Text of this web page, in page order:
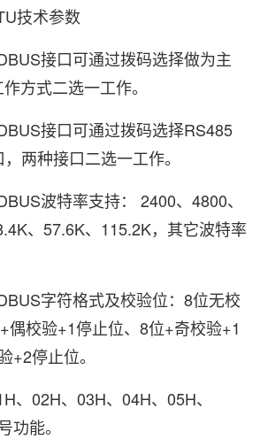
技术参数
接口可通过拨码选择做为主
方式二选一工作。
接口可通过拨码选择RS485
两种接口二选一工作。
波特率支持： 2400、4800、
、57.6K、115.2K，其它波特率
字符格式及校验位：8位无校
偶校验+1停止位、8位+奇校验+1
+2停止位。
02H、03H、04H、05H、
功能。